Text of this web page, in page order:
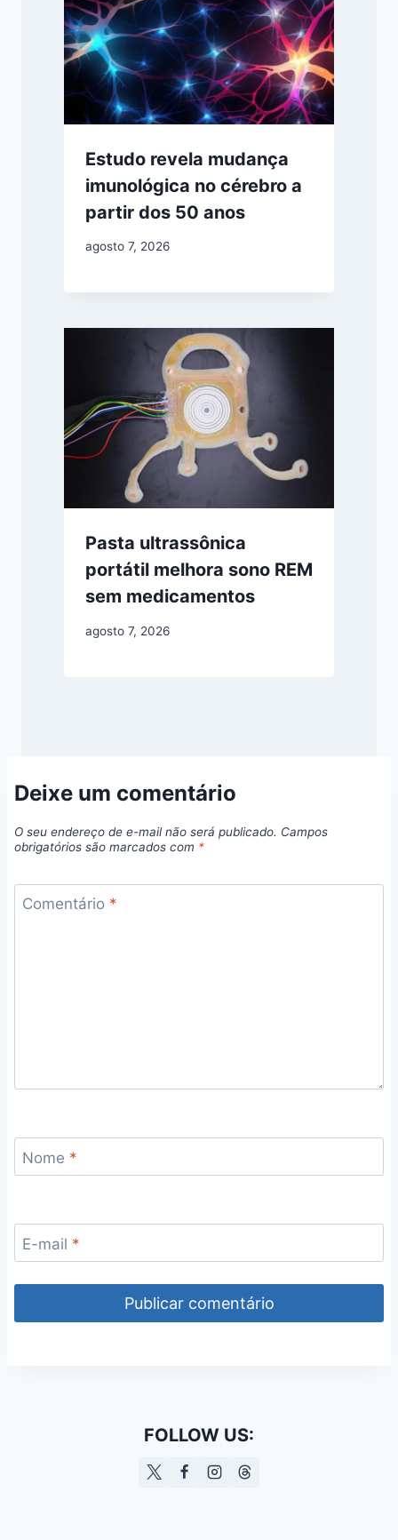
Estudo revela mudança
imunológica no cérebro a
partir dos 50 anos
agosto 7, 2026
Pasta ultrassônica
portátil melhora sono REM
sem medicamentos
agosto 7, 2026
Deixe um comentário
O seu endereço de e-mail não será publicado. Campos
obrigatórios são marcados com *
Comentário *
Nome *
E-mail *
FOLLOW US: